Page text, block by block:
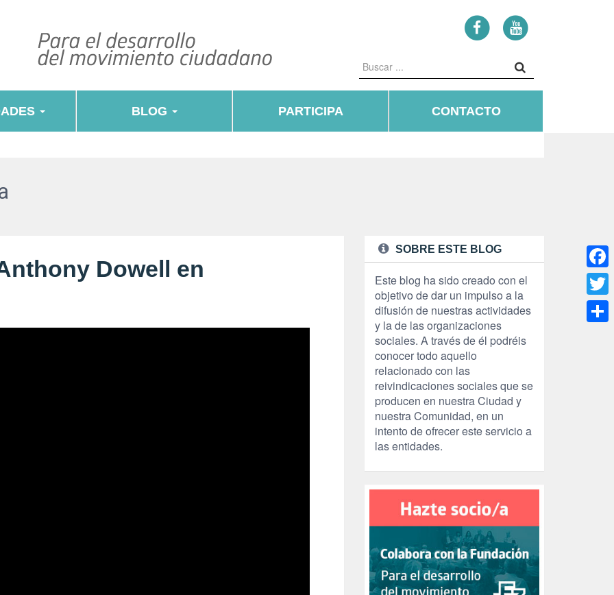
BLOG PARTICIPA CONTACTO
Dowell en
SOBRE ESTE BLOG
Este blog ha sido creado con el
objetivo de dar un impulso a la
difusión de nuestras actividades
y la de las organizaciones
sociales. A través de él podréis
conocer todo aquello
relacionado con las
reivindicaciones sociales que se
producen en nuestra Ciudad y
nuestra Comunidad, en un
intento de ofrecer este servicio a
las entidades.